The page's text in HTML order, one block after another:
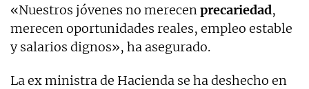
«Nuestros jóvenes no merecenprecariedad,
merecen oportunidades reales, empleo estable
y salarios dignos», ha asegurado.
La ex ministra de Hacienda se ha deshecho en